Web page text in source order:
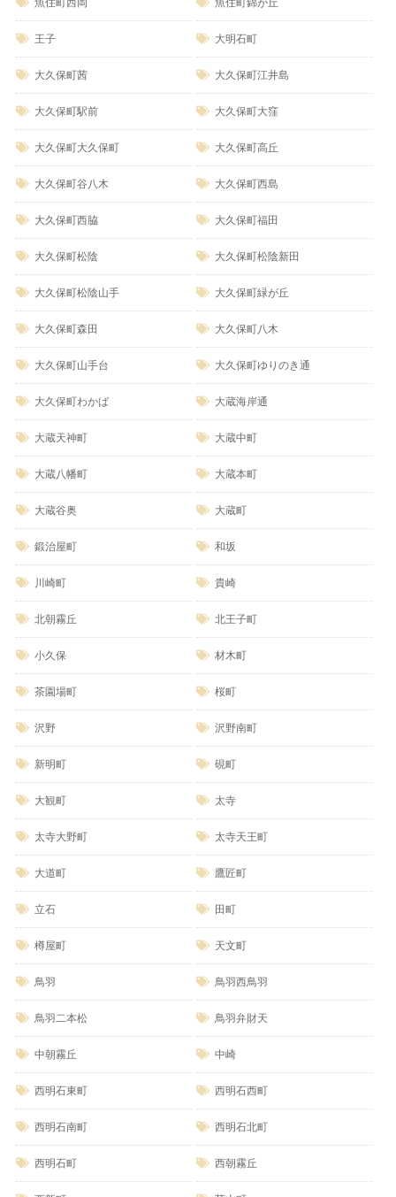
魚住町西岡 魚住町錦が丘
王子 大明石町
大久保町茜 大久保町江井島
大久保町駅前 大久保町大窪
大久保町大久保町 大久保町高丘
大久保町谷八木 大久保町西島
大久保町西脇 大久保町福田
大久保町松陰 大久保町松陰新田
大久保町松陰山手 大久保町緑が丘
大久保町森田 大久保町八木
大久保町山手台 大久保町ゆりのき通
大久保町わかば 大蔵海岸通
大蔵天神町 大蔵中町
大蔵八幡町 大蔵本町
大蔵谷奥 大蔵町
鍛治屋町 和坂
川崎町 貴崎
北朝霧丘 北王子町
小久保 材木町
茶園場町 桜町
沢野 沢野南町
新明町 硯町
大観町 太寺
太寺大野町 太寺天王町
大道町 鷹匠町
立石 田町
樽屋町 天文町
鳥羽 鳥羽西鳥羽
鳥羽二本松 鳥羽弁財天
中朝霧丘 中崎
西明石東町 西明石西町
西明石南町 西明石北町
西明石町 西朝霧丘